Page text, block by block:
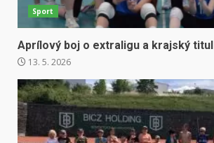
Sport
Aprílový boj o extraligu a krajský titul
13. 5. 2026